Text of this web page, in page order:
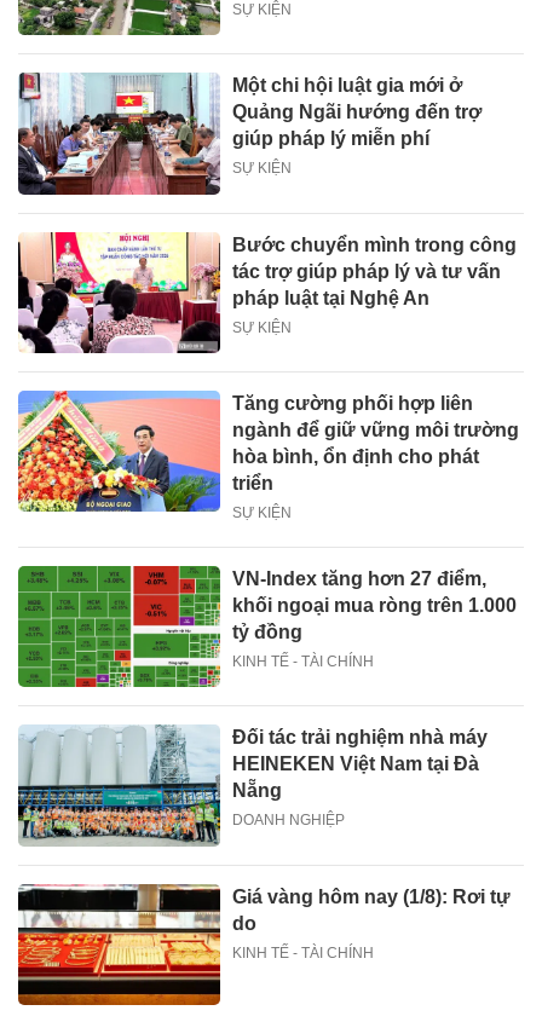
SỰ KIỆN
Một chi hội luật gia mới ở
Quảng Ngãi hướng đến trợ
giúp pháp lý miễn phí
SỰ KIỆN
Bước chuyển mình trong công
tác trợ giúp pháp lý và tư vấn
pháp luật tại Nghệ An
SỰ KIỆN
Tăng cường phối hợp liên
ngành để giữ vững môi trường
hòa bình, ổn định cho phát
triển
SỰ KIỆN
VN-Index tăng hơn 27 điểm,
khối ngoại mua ròng trên 1.000
tỷ đồng
KINH TẾ - TÀI CHÍNH
Đối tác trải nghiệm nhà máy
HEINEKEN Việt Nam tại Đà
Nẵng
DOANH NGHIỆP
Giá vàng hôm nay (1/8): Rơi tự
do
KINH TẾ - TÀI CHÍNH